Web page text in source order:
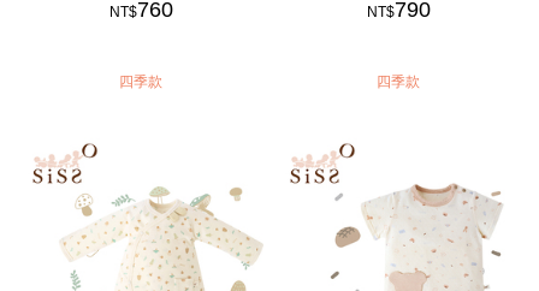
NT$760
四季款
NT$790
四季款